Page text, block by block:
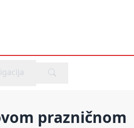
prazničnom